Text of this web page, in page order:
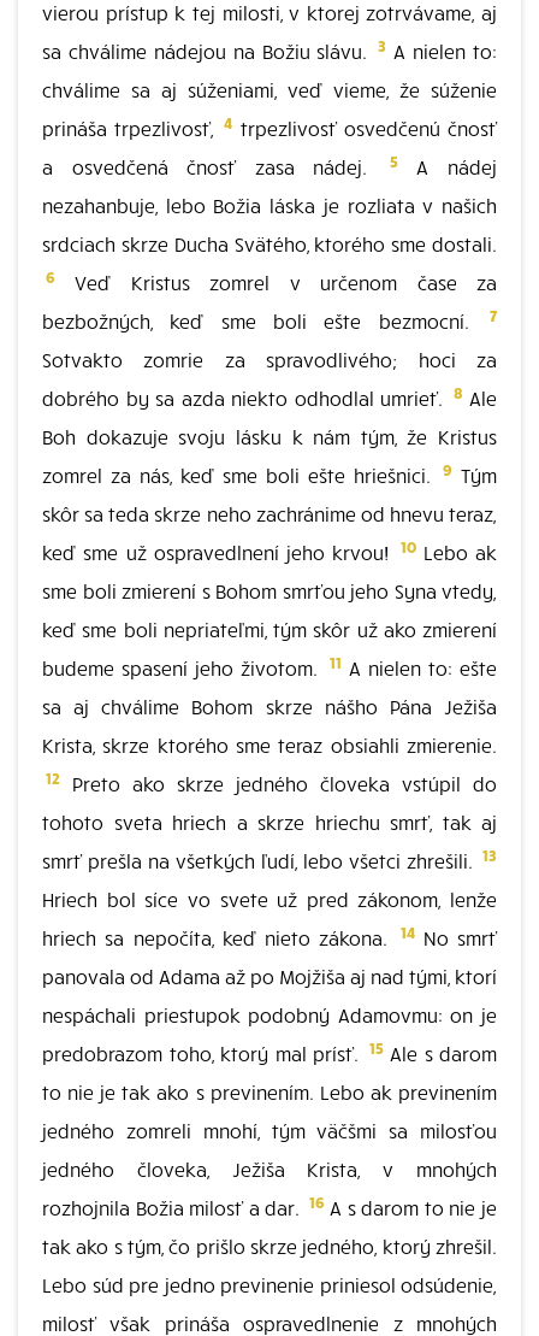
vierou prístup k tej milosti, v ktorej zotrvávame, aj
sa chválime nádejou na Božiu slávu.
3 A nielen to:
chválime sa aj súženiami, veď vieme, že súženie
prináša trpezlivosť,
4 trpezlivosť osvedčenú čnosť
a osvedčená čnosť zasa nádej.
5A nádej
nezahanbuje, lebo Božia láska je rozliata v našich
srdciach skrze Ducha Svätého, ktorého sme dostali.
6
Veď Kristus zomrel v určenom čase za
bezbožných, keď sme boli ešte bezmocní.
7
Sotvakto zomrie za spravodlivého; hoci za
dobrého by sa azda niekto odhodlal umrieť. 8 Ale
Boh dokazuje svoju lásku k nám tým, že Kristus
zomrel za nás, keď sme boli ešte hriešnici.
9 Tým
skôr sa teda skrze neho zachránime od hnevu teraz,
keď sme už ospravedlnení jeho krvou!
10Lebo ak
sme boli zmierení s Bohom smrťou jeho Syna vtedy,
keď sme boli nepriateľmi, tým skôr už ako zmierení
budeme spasení jeho životom.
11 A nielen to: ešte
sa aj chválime Bohom skrze nášho Pána Ježiša
Krista, skrze ktorého sme teraz obsiahli zmierenie.
12 Preto ako skrze jedného človeka vstúpil do
tohoto sveta hriech a skrze hriechu smrť, tak aj
smrť prešla na všetkých ľudí, lebo všetci zhrešili. 13
Hriech bol síce vo svete už pred zákonom, lenže
hriech sa nepočíta, keď nieto zákona.
14No smrť
panovala od Adama až po Mojžiša aj nad tými, ktorí
nespáchali priestupok podobný Adamovmu: on je
predobrazom toho, ktorý mal prísť. 15Ale s darom
to nie je tak ako s previnením. Lebo ak previnením
jedného zomreli mnohí, tým väčšmi sa milosťou
jedného človeka, Ježiša Krista, v mnohých
rozhojnila Božia milosť a dar. 16 A s darom to nie je
tak ako s tým, čo prišlo skrze jedného, ktorý zhrešil.
Lebo súd pre jedno previnenie priniesol odsúdenie,
milosť však prináša ospravedlnenie z mnohých